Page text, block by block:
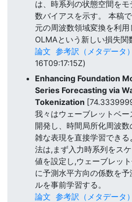
は、時系列の状態空間を
数バイアスを示す。 本稿
元の周波数領域変換を利
OLMAという新しい損失関
論文 参考訳（メタデータ）
16T09:17:15Z)
Enhancing Foundation
Series Forecasting via
Tokenization
我々はウェーブレットベ
開発し、時間局所化周波
雑な表現を直接学習でき
法は,まず入力時系列をス
値を設定し,ウェーブレッ
に予測水平方向の係数を
ルを事前学習する。
論文 参考訳（メタデータ）